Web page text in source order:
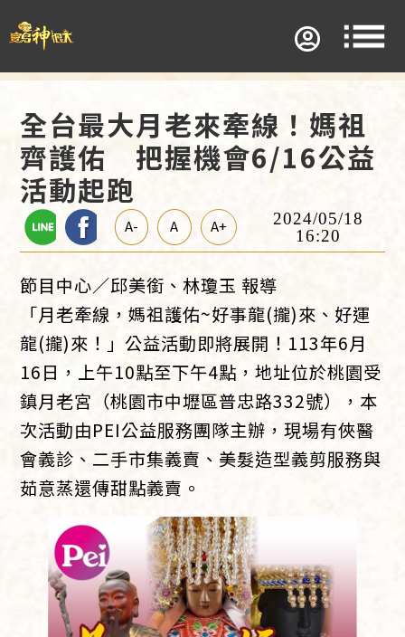
全台最大月老來牽線！媽祖
齊護佑 把握機會6/16公益
活動起跑
A- A A+
2024/05/18
16:20
節目中心／邱美銜、林瓊玉 報導
「月老牽線，媽祖護佑~好事龍(攏)來、好運
龍(攏)來！」公益活動即將展開！113年6月
16日，上午10點至下午4點，地址位於桃園受
鎮月老宮（桃園市中壢區普忠路332號），本
次活動由PEI公益服務團隊主辦，現場有俠醫
會義診、二手市集義賣、美髮造型義剪服務與
茹意蒸還傳甜點義賣。